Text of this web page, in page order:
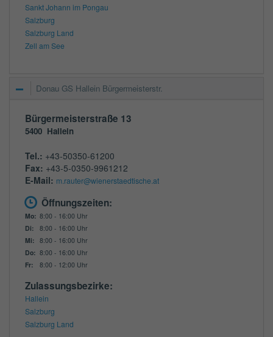
Sankt Johann im Pongau
Salzburg
Salzburg Land
Zell am See
Donau GS Hallein Bürgermeisterstr.
Bürgermeisterstraße 13
5400 Hallein
Tel.: +43-50350-61200
Fax: +43-5-0350-9961212
E-Mail: m.rauter@wienerstaedtische.at
Öffnungszeiten:
Mo: 8:00 - 16:00 Uhr
Di:
8:00 - 16:00 Uhr
Mi: 8:00 - 16:00 Uhr
Do: 8:00 - 16:00 Uhr
Fr:
8:00 - 12:00 Uhr
Zulassungsbezirke:
Hallein
Salzburg
Salzburg Land